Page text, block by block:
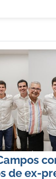
de ex-